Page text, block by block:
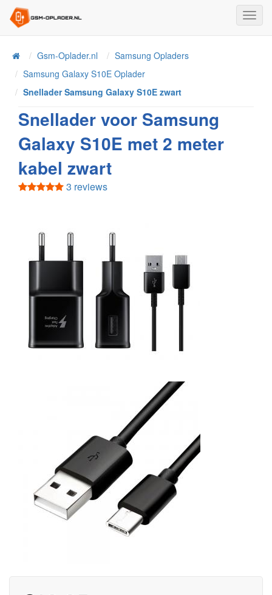
HomeGsm-Oplader.nl
Samsung Opladers
Samsung Galaxy S10E Oplader
Snellader Samsung Galaxy S10E zwart
Snellader voor Samsung
Galaxy S10E met 2 meter
kabel zwart
3 reviews